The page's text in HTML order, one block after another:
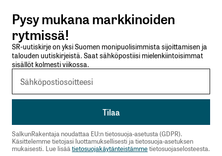
Lähetä kommentti
Pysy mukana markkinoiden
rytmissä!
SR-uutiskirje on yksi Suomen monipuolisimmista sijoittamisen ja
talouden uutiskirjeistä. Saat sähköpostiisi mielenkiintoisimmat
sisällöt kolmesti viikossa.
SalkunRakentaja noudattaa EU:n tietosuoja-asetusta (GDPR).
Käsittelemme tietojasi luottamuksellisesti ja tietosuoja-asetuksen
mukaisesti. Lue lisää tietosuojakäytänteistämmetietosuojaselosteesta.